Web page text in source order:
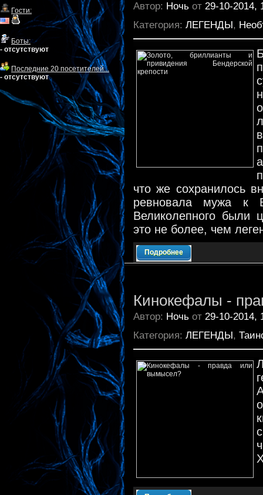
Гости:
Боты:
- отсутствуют
Последние 20 посетителей...
- отсутствуют
Автор: Ночь от 29-10-2014,
Категория: ЛЕГЕНДЫ ,
что же сохранилось
ревновала мужа к
Великолепного были
это не более, чем
Подробнее
Кинокефалы -
Автор: Ночь от 29-10-2014,
Категория: ЛЕГЕНДЫ ,